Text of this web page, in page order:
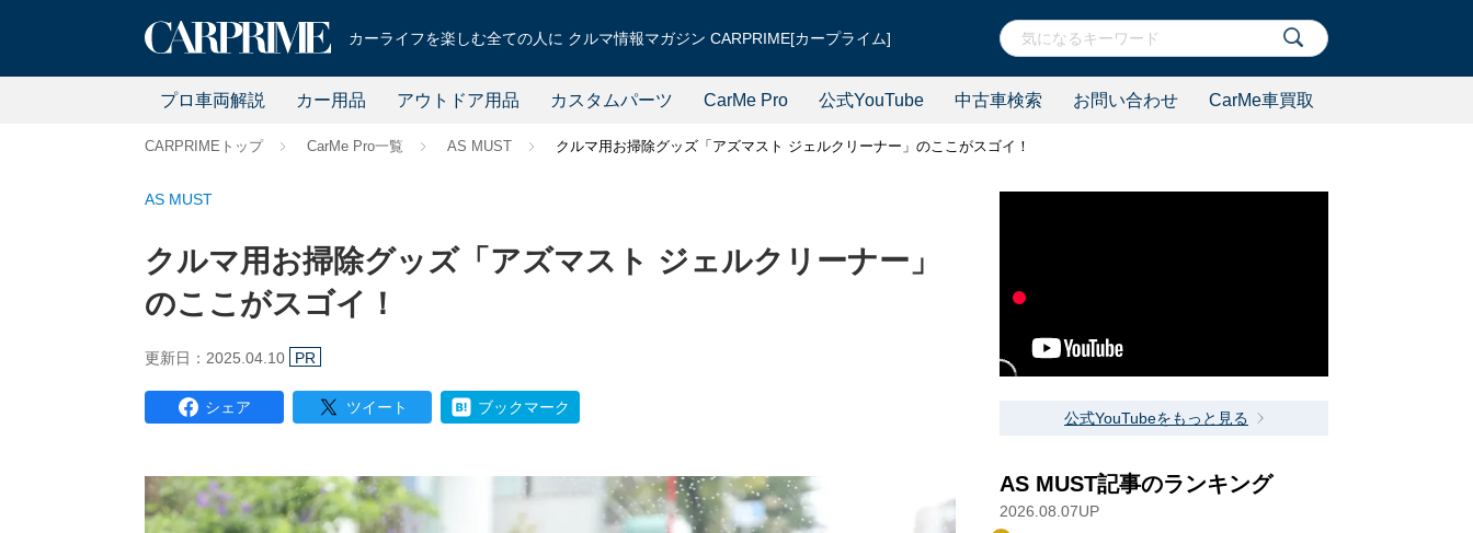
カーライフを楽しむ全ての人に クルマ情報マガジン CARPRIME[カープライム]
プロ車両解説 カー用品 アウトドア用品 カスタムパーツ CarMe Pro 公式YouTube 中古車検索 お問い合わせ CarMe車買取
CARPRIMEトップ CarMe Pro一覧 AS MUST クルマ用お掃除グッズ「アズマスト ジェルクリーナー」のここがスゴイ！
AS MUST
クルマ用お掃除グッズ「アズマスト ジェルクリーナー」
のここがスゴイ！
更新日：2025.04.10 PR
シェア ツイート ブックマーク
公式YouTubeをもっと見る
AS MUST記事のランキング
2026.08.07UP